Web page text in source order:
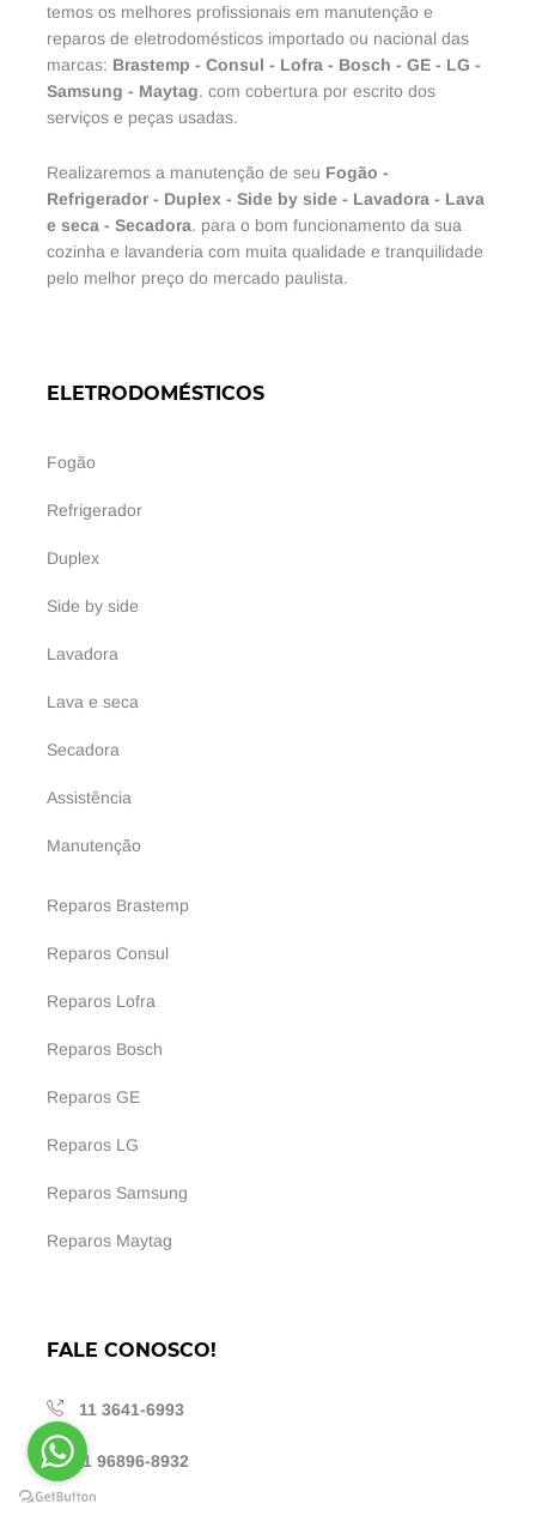
temos os melhores profissionais em manutenção e
reparos de eletrodomésticos importado ou nacional das
marcas: Brastemp - Consul - Lofra - Bosch - GE - LG -
Samsung - Maytag. com cobertura por escrito dos
serviços e peças usadas.
Realizaremos a manutenção de seu Fogão -
Refrigerador- Duplex - Side by side - Lavadora - Lava
e seca - Secadora. para o bom funcionamento da sua
cozinha e lavanderia com muita qualidade e tranquilidade
pelo melhor preço do mercado paulista.
ELETRODOMÉSTICOS
Fogão
Refrigerador
Duplex
Side by side
Lavadora
Lava e seca
Secadora
Assistência
Manutenção
Reparos Brastemp
Reparos Consul
Reparos Lofra
Reparos Bosch
Reparos GE
Reparos LG
Reparos Samsung
Reparos Maytag
FALE CONOSCO!
11 3641-6993
11 96896-8932